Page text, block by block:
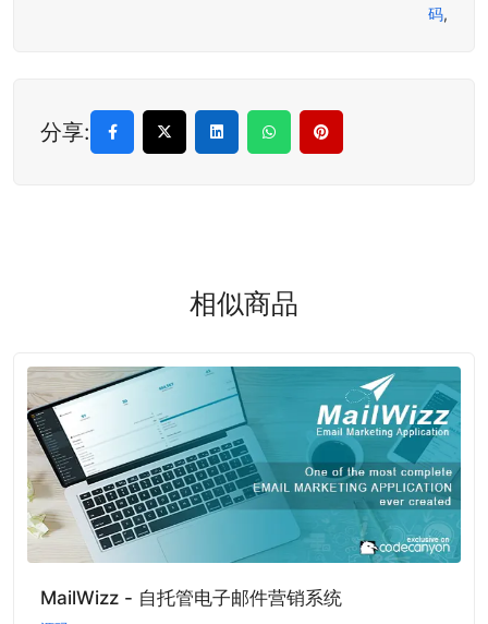
码,
分享:
相似商品
MailWizz - 自托管电子邮件营销系统